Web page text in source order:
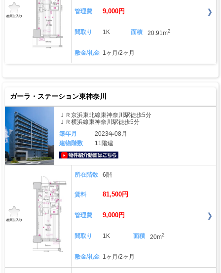
管理費 9,000円
間取り 1K 面積 20.91m2
敷金/礼金 1ヶ月/2ヶ月
ガーラ・ステーション東神奈川
ＪＲ京浜東北線東神奈川駅徒歩5分
ＪＲ横浜線東神奈川駅徒歩5分
築年月
2023年08月
建物階数
11階建
所在階数 6階
賃料 81,500円
管理費 9,000円
間取り 1K 面積 20m2
敷金/礼金 1ヶ月/2ヶ月